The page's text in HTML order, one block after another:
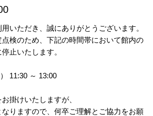
いただき、誠にありがとうございます。
検のため、下記の時間帯において館内の
止いたします。
11:30 ～ 13:00
掛けいたしますが、
りますので、何卒ご理解とご協力をお願